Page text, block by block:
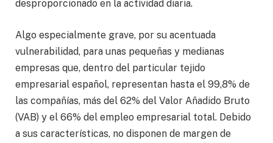
desproporcionado en la actividad diaria.
Algo especialmente grave, por su acentuada
vulnerabilidad, para unas pequeñas y medianas
empresas que, dentro del particular tejido
empresarial español, representan hasta el 99,8% de
las compañías, más del 62% del Valor Añadido Bruto
(VAB) y el 66% del empleo empresarial total. Debido
a sus características, no disponen de margen de